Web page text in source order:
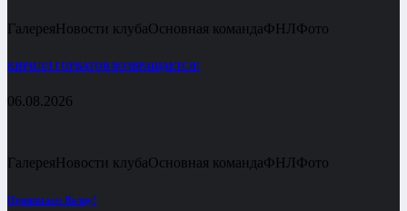
ГалереяНовости клубаОсновная командаФНЛФото
КИРИЛЛ ГОРБАТОВ ВОЗВРАЩАЕТСЯ!
06.08.2026
ГалереяНовости клубаОсновная командаФНЛФото
Принимаем Волну!